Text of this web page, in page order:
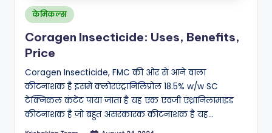
Posted
in
केमिकल्स
Coragen Insecticide: Uses, Benefits,
Price
Coragen Insecticide, FMC की ओर से आने वाला
कीटनाशक है इसमें क्लोरएंट्रानिलिप्रोल 18.5% w/w SC
टेक्निकल कंटेंट पाया जाता है यह एक एवजी एंथ्रानिलामाइड
कीटनाशक है जो बहुत असरकारक कीटनाशक है यह…